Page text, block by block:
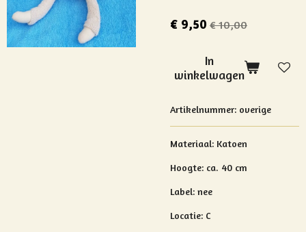
€ 9,50 € 10,00
In
winkelwagen
Artikelnummer: overige
Materiaal: Katoen
Hoogte: ca. 40 cm
Label: nee
Locatie: C